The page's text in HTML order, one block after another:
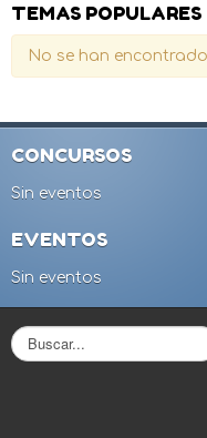
TEMAS POPULARES
No se han
CONCURSOS
Sin eventos
EVENTOS
Sin eventos
B
u